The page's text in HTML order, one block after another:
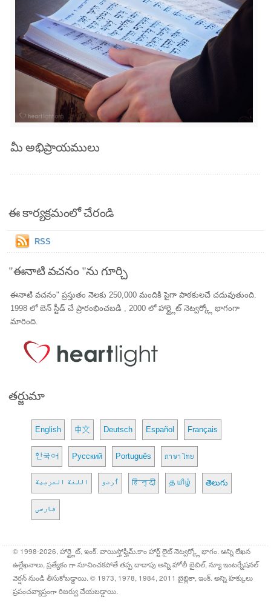
మీ అభిప్రాయములు
ఈ కార్యక్రమంలో చేరండి
RSS
"ఈనాటి వచనం "ను గూర్చి
ఈనాటి వచనం" ప్రస్తుతం నెలకు 250,000 మందికి పైగా పాఠకులచే చదువుతుంది.
1998 లో బెన్ స్టీడ్ చే ప్రారంభించబడి , 2000 లో హార్ట్లైట్ నెట్వర్క్లో భాగంగా
మారింది.
తర్జుమా
English 中文 Deutsch Español Français
한국어 Русский Português ภาษาไทย
اللغة العربية اُردو हिन्दी தமிழ் తెలుగు
فارسی
© 1998-2026, హార్ట్లైట్, ఇంక్. వాయిస్హోఫ్హీమ్.కాం హార్ట్ లైట్ నెట్వర్క్లో భాగం. అన్ని లేఖన
ఉల్లేఖనాలు, ప్రత్యేకం గా సూచించకపోతే తప్ప దాదాపు అన్ని హోలీ బైబిల్, న్యూ ఇంటర్నేషనల్
వెర్షన్ నుండి తీసుకోబడ్డాయి. © 1973, 1978, 1984, 2011 బైబ్లికా, ఇంక్. అన్ని హక్కులు
ప్రపంచవ్యాప్తంగా రిజర్వు చేయబడ్డాయి.